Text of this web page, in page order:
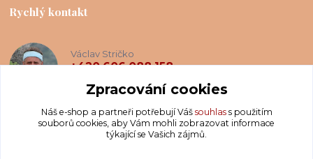
Rychlý kontakt
Václav Stričko
+420 606 088 158
info@krakatis.cz
Zpracování cookies
Náš e-shop a partneři potřebují Váš souhlass použitím
souborů cookies, aby Vám mohli zobrazovat informace
týkající se Vašich zájmů.